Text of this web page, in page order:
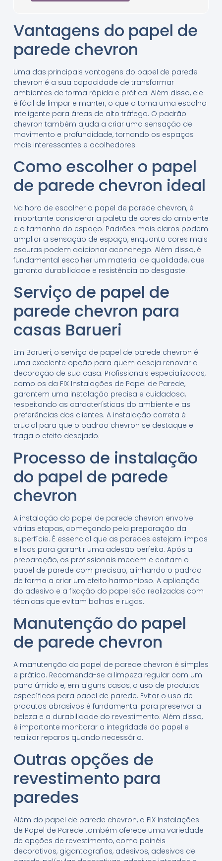
Vantagens do papel de
parede chevron
Uma das principais vantagens do papel de parede
chevron é a sua capacidade de transformar
ambientes de forma rápida e prática. Além disso, ele
é fácil de limpar e manter, o que o torna uma escolha
inteligente para áreas de alto tráfego. O padrão
chevron também ajuda a criar uma sensação de
movimento e profundidade, tornando os espaços
mais interessantes e acolhedores.
Como escolher o papel
de parede chevron ideal
Na hora de escolher o papel de parede chevron, é
importante considerar a paleta de cores do ambiente
e o tamanho do espaço. Padrões mais claros podem
ampliar a sensação de espaço, enquanto cores mais
escuras podem adicionar aconchego. Além disso, é
fundamental escolher um material de qualidade, que
garanta durabilidade e resistência ao desgaste.
Serviço de papel de
parede chevron para
casas Barueri
Em Barueri, o serviço de papel de parede chevron é
uma excelente opção para quem deseja renovar a
decoração de sua casa. Profissionais especializados,
como os da FIX Instalações de Papel de Parede,
garantem uma instalação precisa e cuidadosa,
respeitando as características do ambiente e as
preferências dos clientes. A instalação correta é
crucial para que o padrão chevron se destaque e
traga o efeito desejado.
Processo de instalação
do papel de parede
chevron
A instalação do papel de parede chevron envolve
várias etapas, começando pela preparação da
superfície. É essencial que as paredes estejam limpas
e lisas para garantir uma adesão perfeita. Após a
preparação, os profissionais medem e cortam o
papel de parede com precisão, alinhando o padrão
de forma a criar um efeito harmonioso. A aplicação
do adesivo e a fixação do papel são realizadas com
técnicas que evitam bolhas e rugas.
Manutenção do papel
de parede chevron
A manutenção do papel de parede chevron é simples
e prática. Recomenda-se a limpeza regular com um
pano úmido e, em alguns casos, o uso de produtos
específicos para papel de parede. Evitar o uso de
produtos abrasivos é fundamental para preservar a
beleza e a durabilidade do revestimento. Além disso,
é importante monitorar a integridade do papel e
realizar reparos quando necessário.
Outras opções de
revestimento para
paredes
Além do papel de parede chevron, a FIX Instalações
de Papel de Parede também oferece uma variedade
de opções de revestimento, como painéis
decorativos, gigantografias, adesivos, adesivos de